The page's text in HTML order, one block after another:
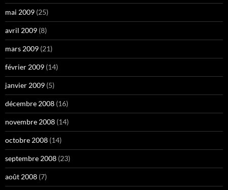
mai 2009 (25)
avril 2009 (8)
mars 2009 (21)
février 2009 (14)
janvier 2009 (5)
décembre 2008 (16)
novembre 2008 (14)
octobre 2008 (14)
septembre 2008 (23)
août 2008 (7)